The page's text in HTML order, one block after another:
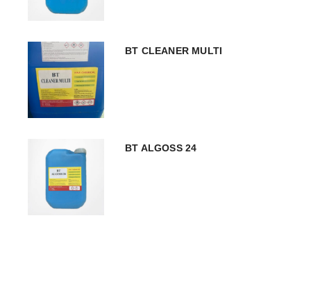
BT CLEANER MULTI
BT ALGOSS 24